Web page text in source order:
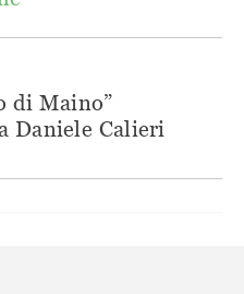
di Maino”
Daniele Calieri